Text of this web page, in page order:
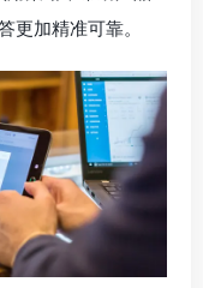
更加精准可靠。